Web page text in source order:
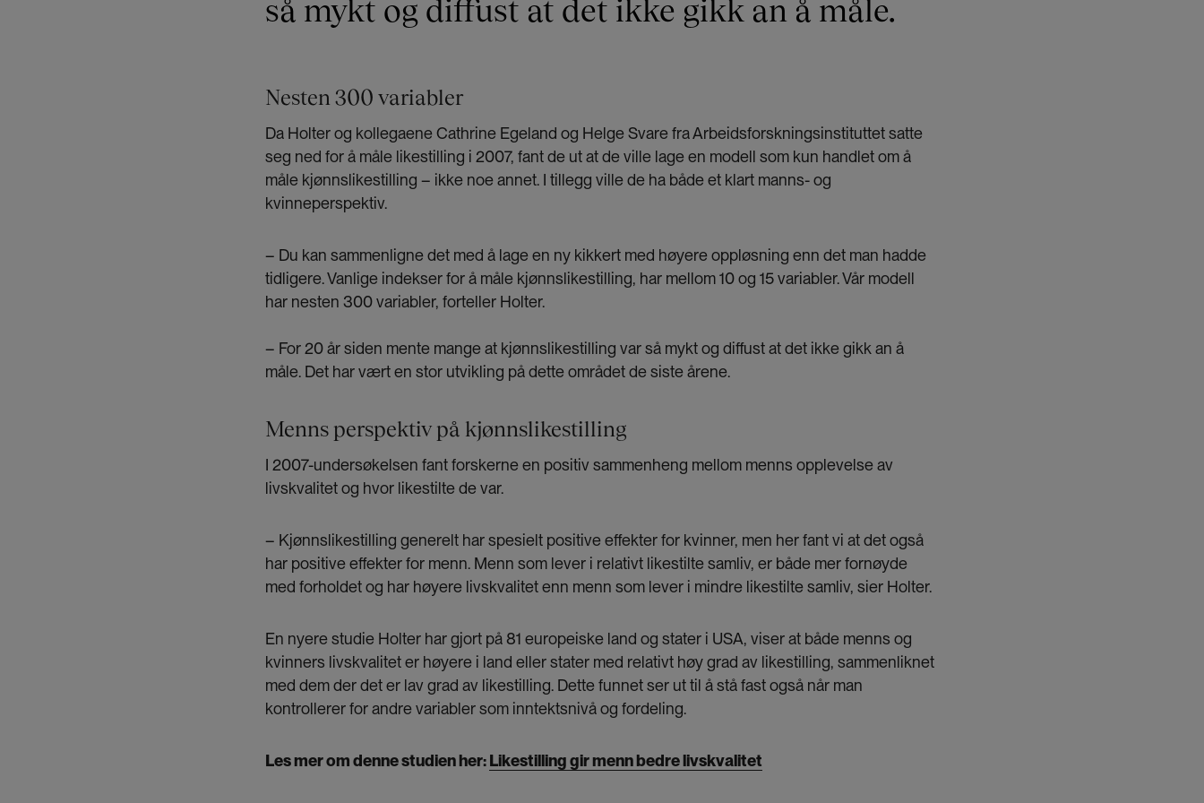
så mykt og diffust at det ikke gikk an å måle.
Nesten 300 variabler
Da Holter og kollegaene Cathrine Egeland og Helge Svare fra Arbeidsforskningsinstituttet satte
seg ned for å måle likestilling i 2007, fant de ut at de ville lage en modell som kun handlet om å
måle kjønnslikestilling – ikke noe annet. I tillegg ville de ha både et klart manns- og
kvinneperspektiv.
– Du kan sammenligne det med å lage en ny kikkert med høyere oppløsning enn det man hadde
tidligere. Vanlige indekser for å måle kjønnslikestilling, har mellom 10 og 15 variabler. Vår modell
har nesten 300 variabler, forteller Holter.
– For 20 år siden mente mange at kjønnslikestilling var så mykt og diffust at det ikke gikk an å
måle. Det har vært en stor utvikling på dette området de siste årene.
Menns perspektiv på kjønnslikestilling
I 2007-undersøkelsen fant forskerne en positiv sammenheng mellom menns opplevelse av
livskvalitet og hvor likestilte de var.
– Kjønnslikestilling generelt har spesielt positive effekter for kvinner, men her fant vi at det også
har positive effekter for menn. Menn som lever i relativt likestilte samliv, er både mer fornøyde
med forholdet og har høyere livskvalitet enn menn som lever i mindre likestilte samliv, sier Holter.
En nyere studie Holter har gjort på 81 europeiske land og stater i USA, viser at både menns og
kvinners livskvalitet er høyere i land eller stater med relativt høy grad av likestilling, sammenliknet
med dem der det er lav grad av likestilling. Dette funnet ser ut til å stå fast også når man
kontrollerer for andre variabler som inntektsnivå og fordeling.
Les mer om denne studien her:Likestilling gir menn bedre livskvalitet